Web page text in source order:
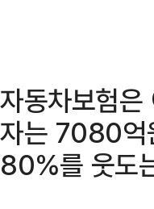
자동차보험
자는 7080억
80%를 웃도